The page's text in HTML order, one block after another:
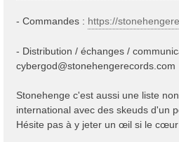
- Commandes : https://
- Distribution / échanges /
cybergod@stonehengerecords.com
Stonehenge c'est aussi une liste
international avec des skeuds d'un
Hésite pas à y jeter un œil si le cœur